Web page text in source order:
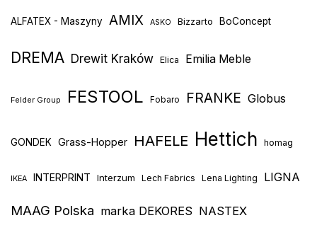
ALFATEX - Maszyny AMIX ASKO Bizzarto BoConcept
DREMA Drewit Kraków Elica Emilia Meble
Felder Group FESTOOL Fobaro FRANKE Globus
GONDEK Grass-Hopper HAFELE Hettich homag
IKEA INTERPRINT Interzum Lech Fabrics Lena Lighting LIGNA
MAAG Polska marka DEKORES NASTEX